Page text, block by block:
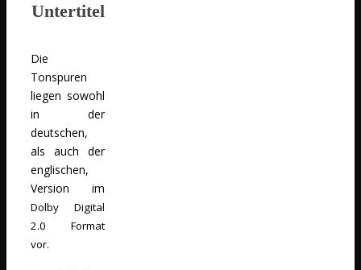
Untertitel
Die
Tonspuren
liegen sowohl
in der
deutschen,
als auch der
englischen,
Version im
Dolby Digital
2.0 Format
vor.